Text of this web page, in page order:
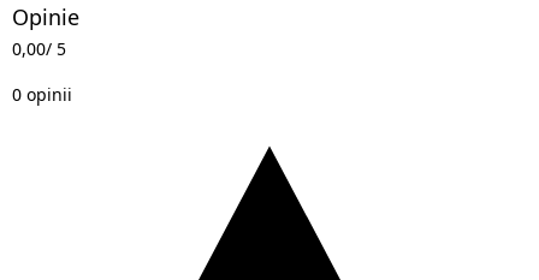
Opinie
0,00/ 5
0 opinii